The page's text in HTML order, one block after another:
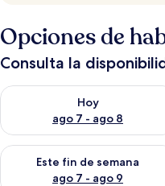
Opciones de
Consulta la
Hoy
ago 7 - ago 8
Consulta la disponibilidad
Este fin de semana
ago 7 - ago 9
Consulta la disponibilidad